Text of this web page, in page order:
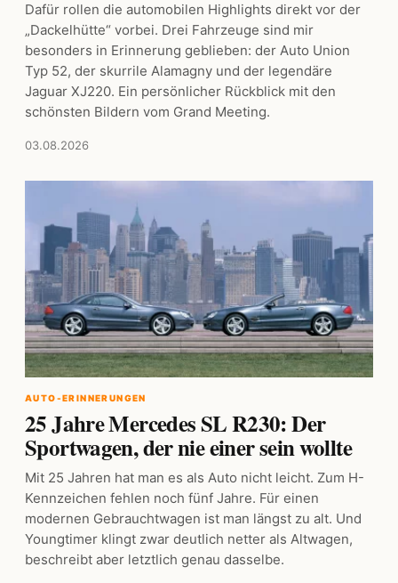
Dafür rollen die automobilen Highlights direkt vor der
„Dackelhütte“ vorbei. Drei Fahrzeuge sind mir
besonders in Erinnerung geblieben: der Auto Union
Typ 52, der skurrile Alamagny und der legendäre
Jaguar XJ220. Ein persönlicher Rückblick mit den
schönsten Bildern vom Grand Meeting.
03.08.2026
AUTO-ERINNERUNGEN
25 Jahre Mercedes SL R230: Der
Sportwagen, der nie einer sein wollte
Mit 25 Jahren hat man es als Auto nicht leicht. Zum H-
Kennzeichen fehlen noch fünf Jahre. Für einen
modernen Gebrauchtwagen ist man längst zu alt. Und
Youngtimer klingt zwar deutlich netter als Altwagen,
beschreibt aber letztlich genau dasselbe.